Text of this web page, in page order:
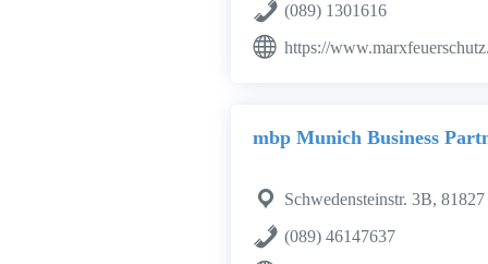
(089) 1301616
https://
mbp Munich Business
Schwedensteinstr. 3B,
(089) 46147637